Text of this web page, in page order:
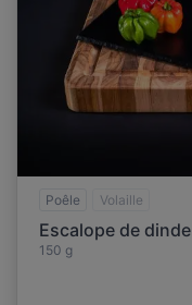
Poêle Volaille
Escalope de dinde
150 g